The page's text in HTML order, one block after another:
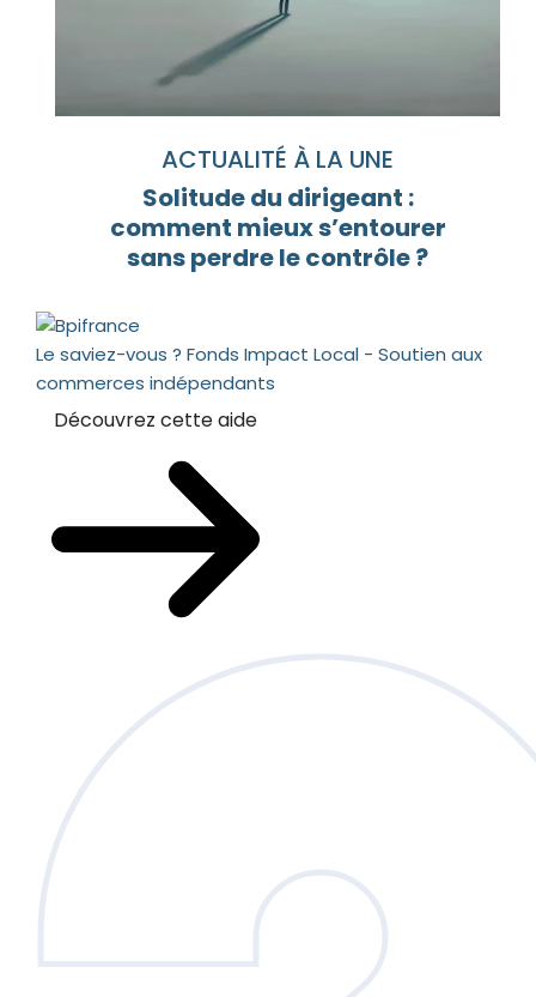
ACTUALITÉ À LA UNE
Solitude du dirigeant :
comment mieux s’entourer
sans perdre le contrôle ?
Le saviez-vous ? Fonds Impact Local - Soutien aux
commerces indépendants
Découvrez cette aide